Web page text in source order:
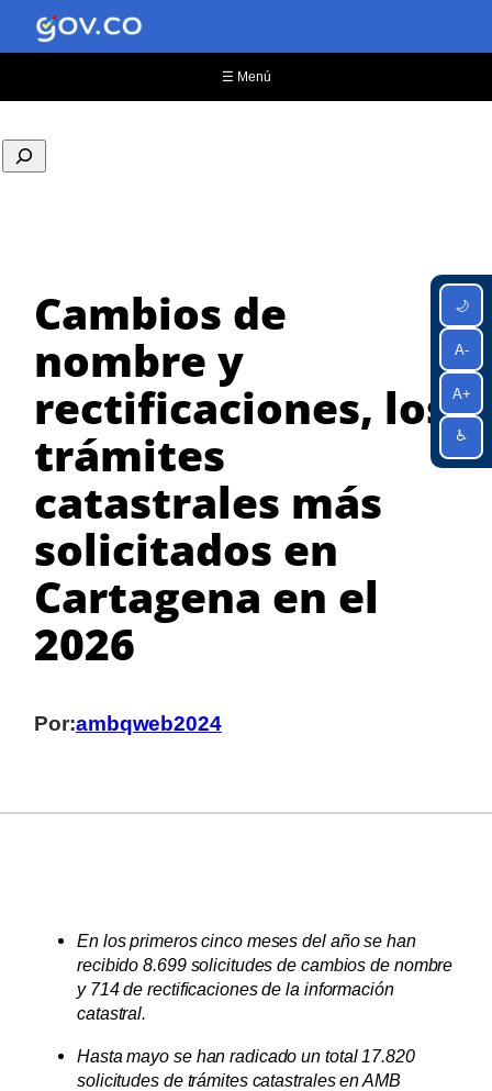
🌙
A-
A+
♿
contenido
☰ Menú
Cambios de
nombre y
rectificaciones, los
trámites
catastrales más
solicitados en
Cartagena en el
2026
Por:ambqweb2024
En los primeros cinco meses del año se han
recibido 8.699 solicitudes de cambios de nombre
y 714 de rectificaciones de la información
catastral.
Hasta mayo se han radicado un total 17.820
solicitudes de trámites catastrales en AMB